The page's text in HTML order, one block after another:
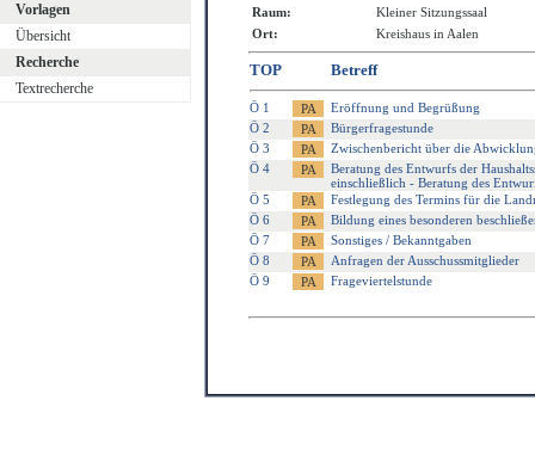
Vorlagen
Übersicht
Recherche
Textrecherche
Raum:
Kleiner Sitzungssaal
Ort:
Kreishaus in Aalen
TOP Betreff
Ö 1
Eröffnung und Begrüßung
Ö 2
Bürgerfragestunde
Ö 3
Zwischenbericht über die
Ö 4
Beratung des Entwurfs der
einschließlich - Beratung des
Ö 5
Festlegung des Termins für die
Ö 6
Bildung eines besonderen
Ö 7
Sonstiges / Bekanntgaben
Ö 8
Anfragen der Ausschussmitglieder
Ö 9
Frageviertelstunde